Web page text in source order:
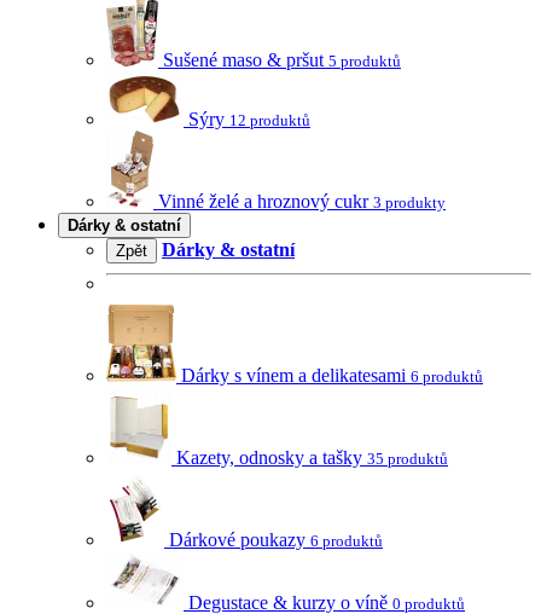
Sušené maso & pršut 5 produktů
Sýry 12 produktů
Vinné želé a hroznový cukr 3 produkty
Dárky & ostatní
Zpět
Dárky & ostatní
Dárky s vínem a delikatesami 6 produktů
Kazety, odnosky a tašky 35 produktů
Dárkové poukazy 6 produktů
Degustace & kurzy o víně 0 produktů